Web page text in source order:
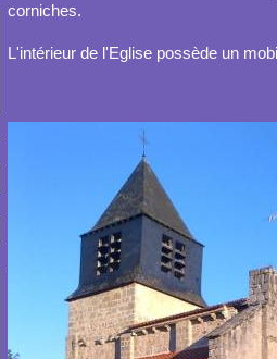
corniches.
L'intérieur de l'Eglise possède un